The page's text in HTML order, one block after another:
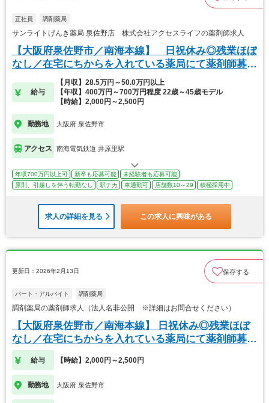
正社員 調剤薬局
サンライトげんき薬局 泉佐野店 株式会社アクセスライフの薬剤師求人
【大阪府泉佐野市／南海本線】 日祝休み◎残業ほぼ
なし／在宅にちからを入れている薬局にて薬剤師募
給与
【月収】28.5万円～50.0万円以上
【年収】400万円～700万円程度 22歳～45歳モデル
【時給】2,000円～2,500円
勤務地 大阪府 泉佐野市
アクセス 南海電気鉄道 井原里駅
年収700万円以上可 新卒も応募可能
未経験者も応募可能
原則、引越しを伴う転勤なし
駅チカ 車通勤可 店舗数10～29 積極採用中
求人の詳細を見る この求人に興味がある
更新日：2026年2月13日 保存する
パート・アルバイト 調剤薬局
調剤薬局の薬剤師求人（法人名非公開 ※詳細はお問合せください）
【大阪府泉佐野市／南海本線】 日祝休み◎残業ほぼ
なし／在宅にちからを入れている薬局にて薬剤師募
集！
給与 【時給】2,000円～2,500円
勤務地 大阪府 泉佐野市